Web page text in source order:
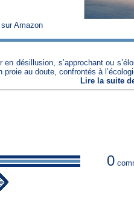
Amazon
désillusion, s’approchant ou
au doute, confrontés à
Lire la suite
0